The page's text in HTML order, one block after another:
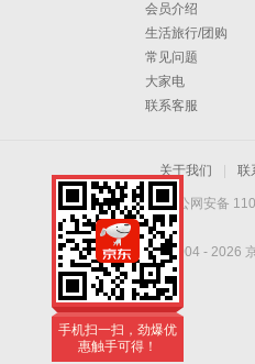
会员介绍
生活旅行/团购
常见问题
大家电
联系客服
关于我们 联
京公网安备
Copyright © 2004 - 2026
手机扫一扫，劲爆优
惠触手可得！